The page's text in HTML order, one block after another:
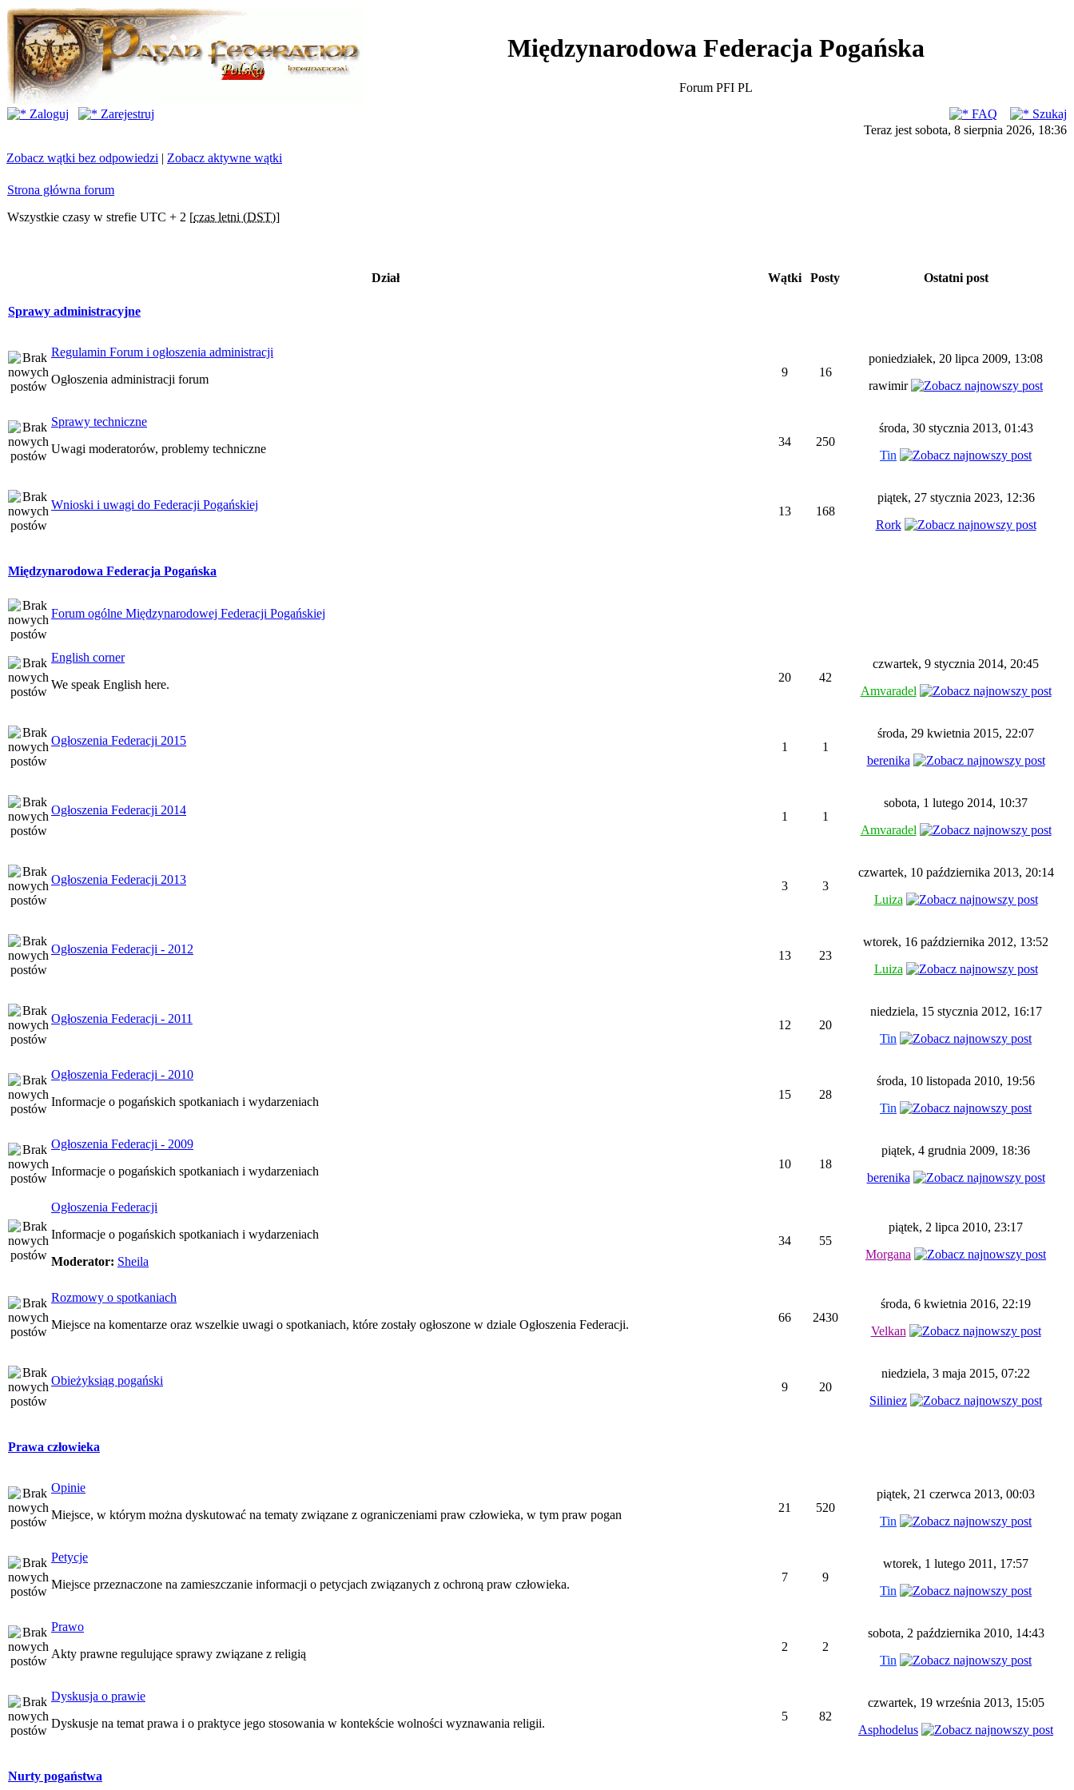
Międzynarodowa Federacja Pogańska
Forum PFI PL
Zaloguj
Zarejestruj FAQ
Szukaj
Teraz jest sobota, 8 sierpnia 2026, 18:36
Zobacz wątki bez odpowiedzi | Zobacz aktywne wątki
Strona główna forum
Wszystkie czasy w strefie UTC + 2 [czas letni (DST)]
Dział Wątki Posty Ostatni post
Sprawy administracyjne
Regulamin Forum i ogłoszenia administracji
Ogłoszenia administracji forum
9 16
poniedziałek, 20 lipca 2009, 13:08
rawimir
Sprawy techniczne
Uwagi moderatorów, problemy techniczne
34 250
środa, 30 stycznia 2013, 01:43
Tin
Wnioski i uwagi do Federacji Pogańskiej 13 168
piątek, 27 stycznia 2023, 12:36
Rork
Międzynarodowa Federacja Pogańska
Forum ogólne Międzynarodowej Federacji Pogańskiej
English corner
We speak English here.
20 42
czwartek, 9 stycznia 2014, 20:45
Amvaradel
Ogłoszenia Federacji 2015 1 1
środa, 29 kwietnia 2015, 22:07
berenika
Ogłoszenia Federacji 2014 1 1
sobota, 1 lutego 2014, 10:37
Amvaradel
Ogłoszenia Federacji 2013 3 3
czwartek, 10 października 2013, 20:14
Luiza
Ogłoszenia Federacji - 2012 13 23
wtorek, 16 października 2012, 13:52
Luiza
Ogłoszenia Federacji - 2011 12 20
niedziela, 15 stycznia 2012, 16:17
Tin
Ogłoszenia Federacji - 2010
Informacje o pogańskich spotkaniach i wydarzeniach
15 28
środa, 10 listopada 2010, 19:56
Tin
Ogłoszenia Federacji - 2009
Informacje o pogańskich spotkaniach i wydarzeniach
10 18
piątek, 4 grudnia 2009, 18:36
berenika
Ogłoszenia Federacji
Informacje o pogańskich spotkaniach i wydarzeniach
Moderator: Sheila
34 55
piątek, 2 lipca 2010, 23:17
Morgana
Rozmowy o spotkaniach
Miejsce na komentarze oraz wszelkie uwagi o spotkaniach, które zostały ogłoszone w dziale Ogłoszenia Federacji.
66 2430
środa, 6 kwietnia 2016, 22:19
Velkan
Obieżyksiąg pogański 9 20
niedziela, 3 maja 2015, 07:22
Siliniez
Prawa człowieka
Opinie
Miejsce, w którym można dyskutować na tematy związane z ograniczeniami praw człowieka, w tym praw pogan
21 520
piątek, 21 czerwca 2013, 00:03
Tin
Petycje
Miejsce przeznaczone na zamieszczanie informacji o petycjach związanych z ochroną praw człowieka.
7 9
wtorek, 1 lutego 2011, 17:57
Tin
Prawo
Akty prawne regulujące sprawy związane z religią
2 2
sobota, 2 października 2010, 14:43
Tin
Dyskusja o prawie
Dyskusje na temat prawa i o praktyce jego stosowania w kontekście wolności wyznawania religii.
5 82
czwartek, 19 września 2013, 15:05
Asphodelus
Nurty pogaństwa